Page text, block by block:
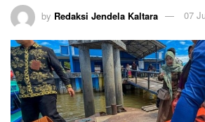
by Redaksi Jendela Kaltara 07